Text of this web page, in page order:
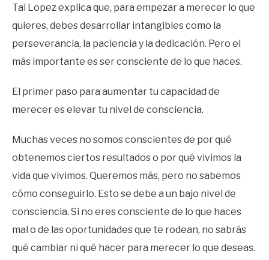
Tai Lopez explica que, para empezar a merecer lo que
quieres, debes desarrollar intangibles como la
perseverancia, la paciencia y la dedicación. Pero el
más importante es ser consciente de lo que haces.
El primer paso para aumentar tu capacidad de
merecer es elevar tu nivel de consciencia.
Muchas veces no somos conscientes de por qué
obtenemos ciertos resultados o por qué vivimos la
vida que vivimos. Queremos más, pero no sabemos
cómo conseguirlo. Esto se debe a un bajo nivel de
consciencia. Si no eres consciente de lo que haces
mal o de las oportunidades que te rodean, no sabrás
qué cambiar ni qué hacer para merecer lo que deseas.